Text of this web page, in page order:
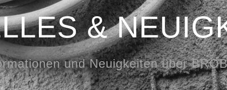
&
und Neuigkeiten über